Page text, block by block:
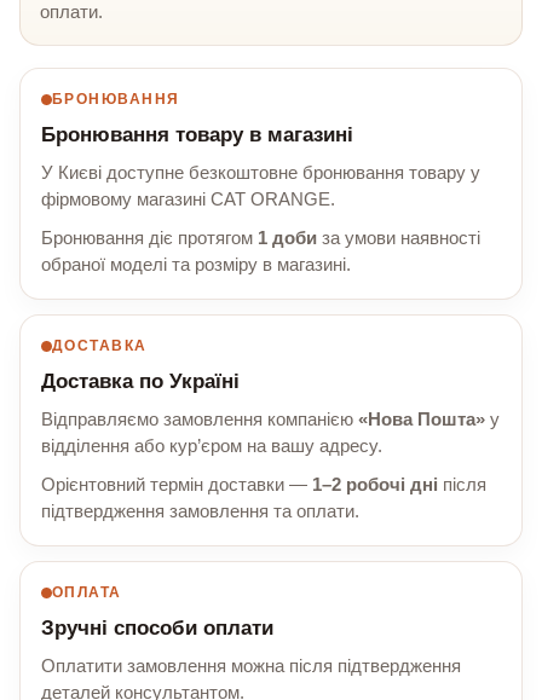
оплати.
БРОНЮВАННЯ
Бронювання товару в магазині
У Києві доступне безкоштовне бронювання товару у
фірмовому магазині CAT ORANGE.
Бронювання діє протягом 1 доби за умови наявності
обраної моделі та розміру в магазині.
ДОСТАВКА
Доставка по Україні
Відправляємо замовлення компанією «Нова Пошта» у
відділення або кур’єром на вашу адресу.
Орієнтовний термін доставки — 1–2 робочі дні після
підтвердження замовлення та оплати.
ОПЛАТА
Зручні способи оплати
Оплатити замовлення можна після підтвердження
деталей консультантом.